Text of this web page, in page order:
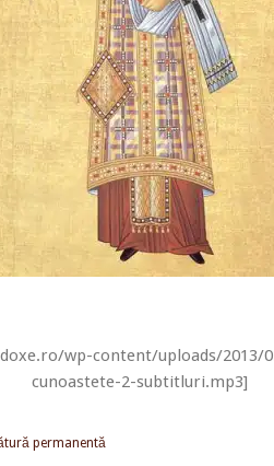
wp-content/uploads/2013/
cunoastete-2-subtitluri.mp3]
permanentă